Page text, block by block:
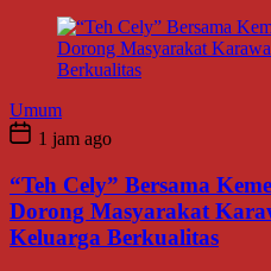
Umum
1 jam ago
“Teh Cely” Bersama
Dorong Masyarakat
Keluarga Berkualitas